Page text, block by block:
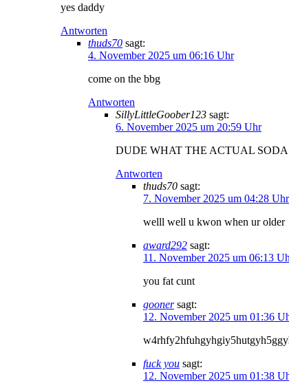
yes daddy
Antworten
thuds70 sagt:
4. November 2025 um 06:16 Uhr
come on the bbg
Antworten
SillyLittleGoober123 sagt:
6. November 2025 um 20:59 Uhr
DUDE WHAT THE ACTUAL
Antworten
thuds70 sagt:
7. November 2025 um 04:28 Uhr
welll well u kwon when ur older
award292 sagt:
11. November 2025 um 06:13
you fat cunt
gooner sagt:
12. November 2025 um 01:36
fuck you sagt:
12. November 2025 um 01:38